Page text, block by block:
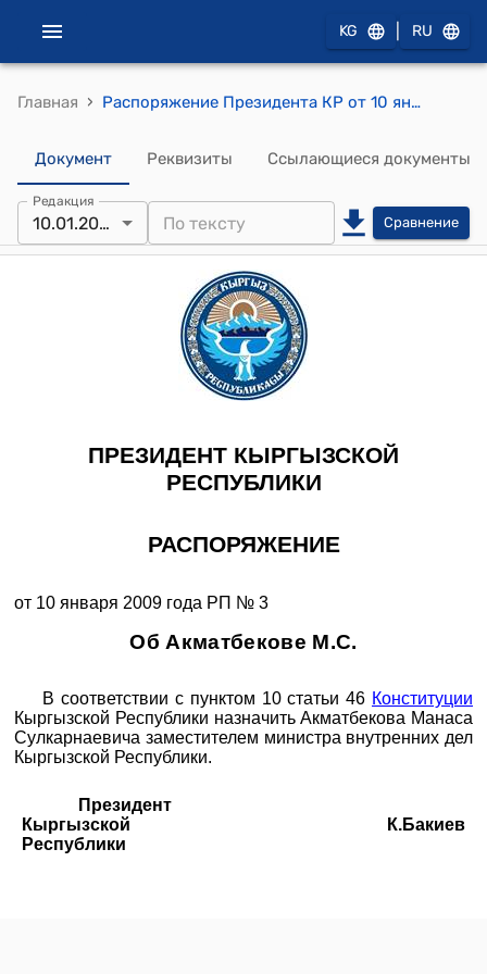
KG RU
Главная › Распоряжение Президента КР от 10 января 2009 года РП № 3 "Об Акматбекове М.С."
Документ Реквизиты Ссылающиеся документы
Редакция
10.01.2009 Сравнение